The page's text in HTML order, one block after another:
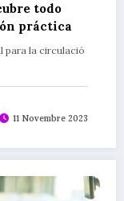
todo
práctica
para la circulació
11 Novembre 2023